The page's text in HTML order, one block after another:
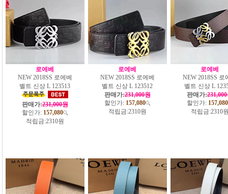
로에베
NEW 2018SS 로에베
벨트 신상 L 123513
판매가:231,000원
할인가: 157,080
적립금:2310원
로에베
NEW 2018SS 로에베
벨트 신상 L 123512
판매가:231,000원
할인가: 157,080
적립금:2310원
로에베
NEW 2018SS 로
벨트 신상 L
판매가:
할인가: 157,080
적립금:2310